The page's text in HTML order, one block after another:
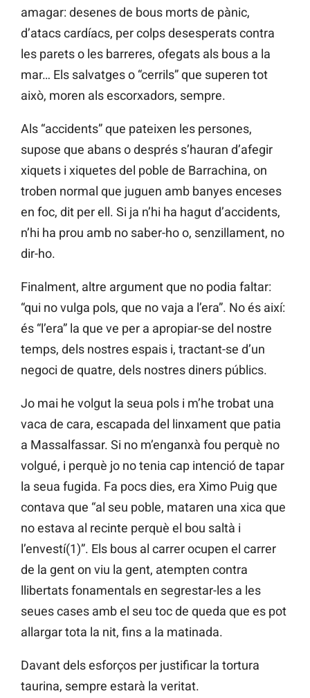
amagar: desenes de bous morts de pànic,
d’atacs cardíacs, per colps desesperats contra
les parets o les barreres, ofegats als bous a la
mar… Els salvatges o “cerrils” que superen tot
això, moren als escorxadors, sempre.
Als “accidents” que pateixen les persones,
supose que abans o després s’hauran d’afegir
xiquets i xiquetes del poble de Barrachina, on
troben normal que juguen amb banyes enceses
en foc, dit per ell. Si ja n’hi ha hagut d’accidents,
n’hi ha prou amb no saber-ho o, senzillament, no
dir-ho.
Finalment, altre argument que no podia faltar:
“qui no vulga pols, que no vaja a l’era”. No és així:
és “l’era” la que ve per a apropiar-se del nostre
temps, dels nostres espais i, tractant-se d’un
negoci de quatre, dels nostres diners públics.
Jo mai he volgut la seua pols i m’he trobat una
vaca de cara, escapada del linxament que patia
a Massalfassar. Si no m’enganxà fou perquè no
volgué, i perquè jo no tenia cap intenció de tapar
la seua fugida. Fa pocs dies, era Ximo Puig que
contava que “al seu poble, mataren una xica que
no estava al recinte perquè el bou saltà i
l’envestí(1)”. Els bous al carrer ocupen el carrer
de la gent on viu la gent, atempten contra
llibertats fonamentals en segrestar-les a les
seues cases amb el seu toc de queda que es pot
allargar tota la nit, fins a la matinada.
Davant dels esforços per justificar la tortura
taurina, sempre estarà la veritat.